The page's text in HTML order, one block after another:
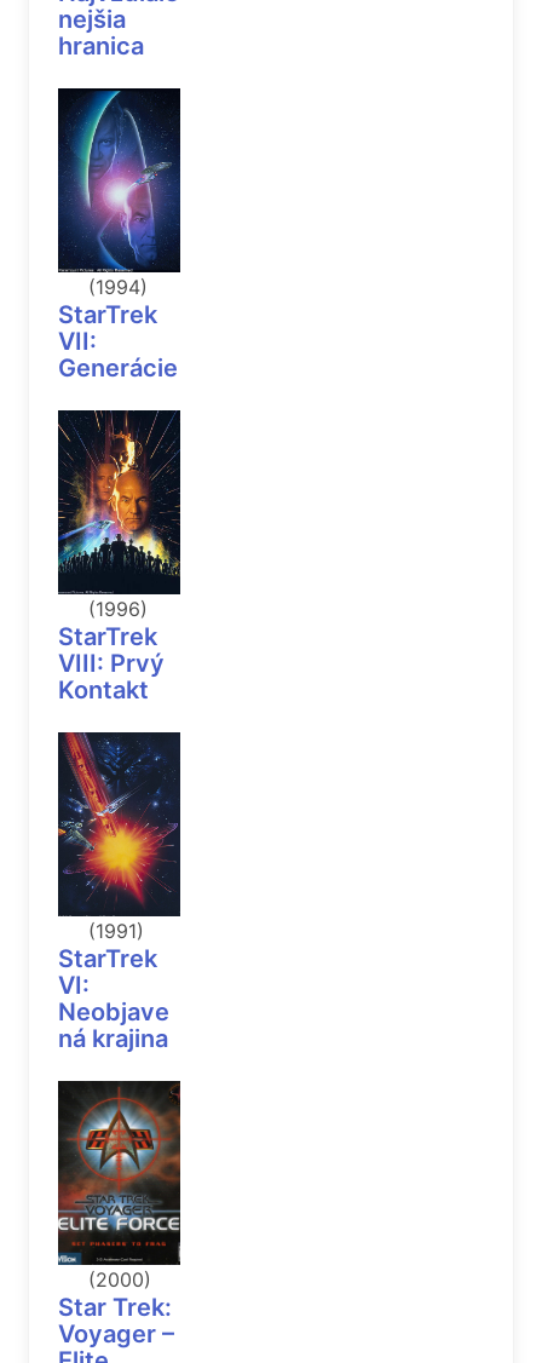
nejšia
hranica
(1994)
StarTrek
VII:
Generácie
(1996)
StarTrek
VIII: Prvý
Kontakt
(1991)
StarTrek
VI:
Neobjave
ná krajina
(2000)
Star Trek:
Voyager –